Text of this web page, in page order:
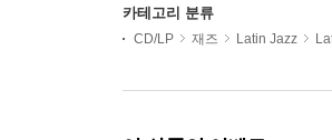
카테고리 분류
CD/LP 재즈 Latin Jazz